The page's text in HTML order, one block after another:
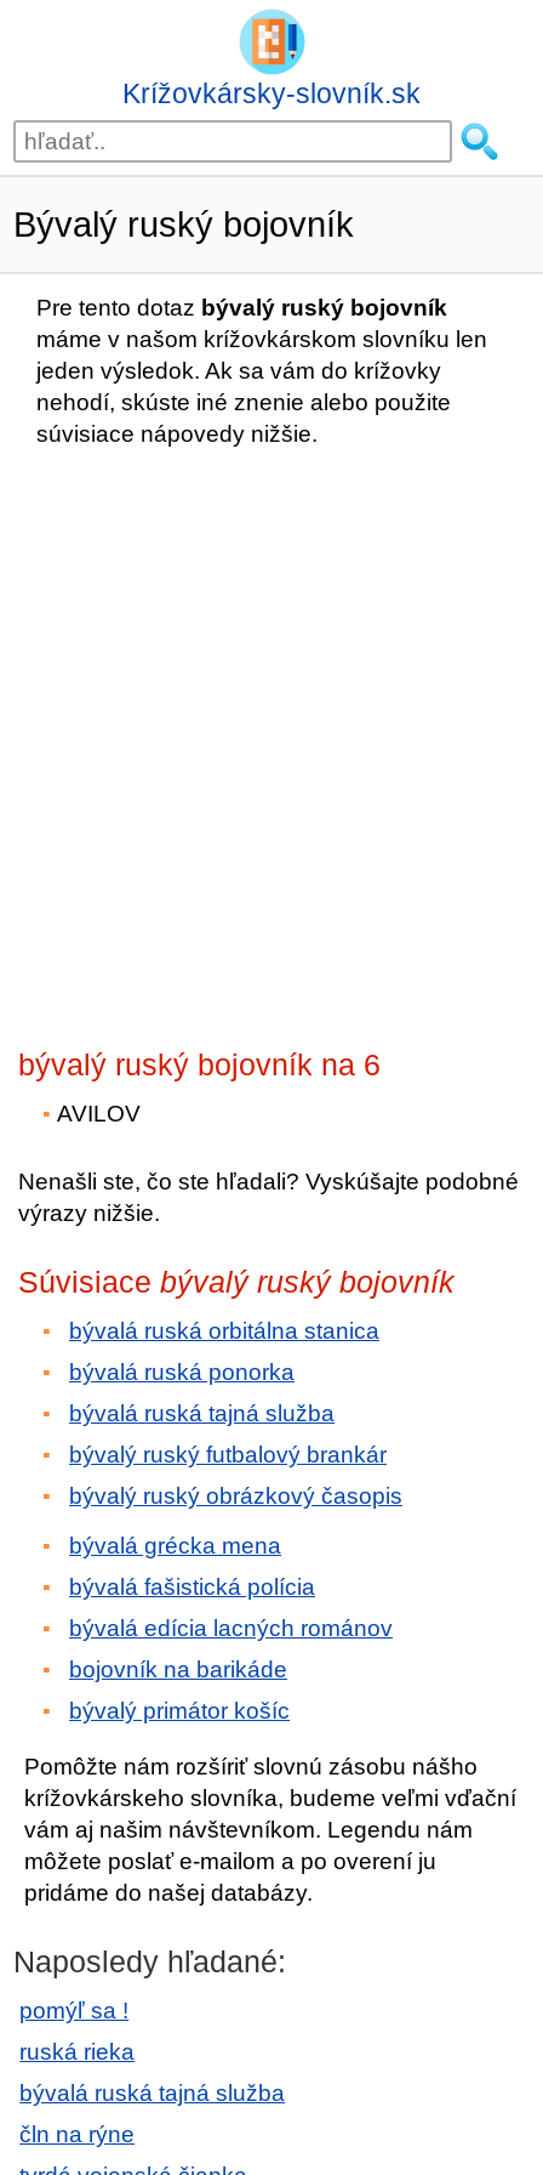
Krížovkársky-slovník.sk
Bývalý ruský bojovník
Pre tento dotaz bývalý ruský bojovník
máme v našom krížovkárskom slovníku len
jeden výsledok. Ak sa vám do krížovky
nehodí, skúste iné znenie alebo použite
súvisiace nápovedy nižšie.
bývalý ruský bojovník na 6
AVILOV
Nenašli ste, čo ste hľadali? Vyskúšajte podobné
výrazy nižšie.
Súvisiace bývalý ruský bojovník
bývalá ruská orbitálna stanica
bývalá ruská ponorka
bývalá ruská tajná služba
bývalý ruský futbalový brankár
bývalý ruský obrázkový časopis
bývalá grécka mena
bývalá fašistická polícia
bývalá edícia lacných románov
bojovník na barikáde
bývalý primátor košíc
Pomôžte nám rozšíriť slovnú zásobu nášho
krížovkárskeho slovníka, budeme veľmi vďační
vám aj našim návštevníkom. Legendu nám
môžete poslať e-mailom a po overení ju
pridáme do našej databázy.
Naposledy hľadané:
pomýľ sa !
ruská rieka
bývalá ruská tajná služba
čln na rýne